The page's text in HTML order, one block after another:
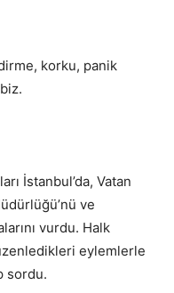
korku, panik
İstanbul’da, Vatan
ve
vurdu. Halk
eylemlerle
sordu.